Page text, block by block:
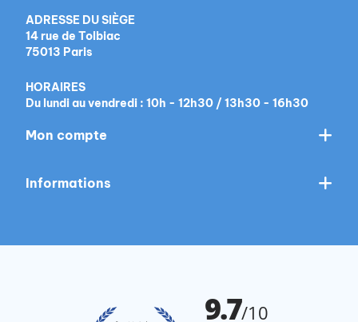
ADRESSE DU SIÈGE
14 rue de Tolbiac
75013 Paris
HORAIRES
Du lundi au vendredi : 10h - 12h30 / 13h30 - 16h30
Mon compte
Informations